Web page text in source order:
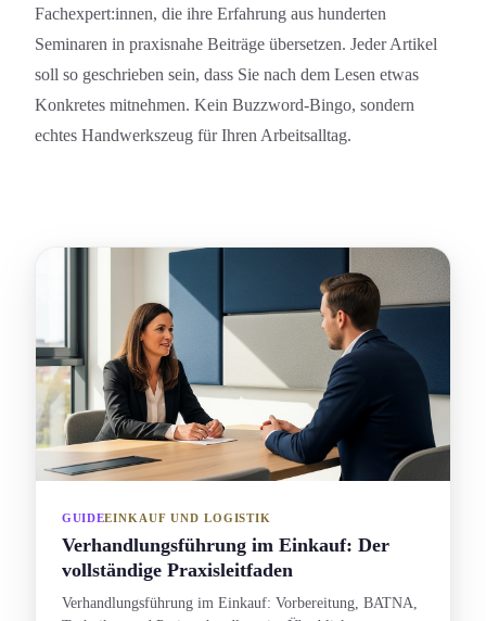
Fachexpert:innen, die ihre Erfahrung aus hunderten
Seminaren in praxisnahe Beiträge übersetzen. Jeder Artikel
soll so geschrieben sein, dass Sie nach dem Lesen etwas
Konkretes mitnehmen. Kein Buzzword-Bingo, sondern
echtes Handwerkszeug für Ihren Arbeitsalltag.
GUIDEEINKAUF UND LOGISTIK
Verhandlungs­führung im Einkauf: Der
vollständige Praxisleitfaden
Verhandlungs­führung im Einkauf: Vorbereitung, BATNA,